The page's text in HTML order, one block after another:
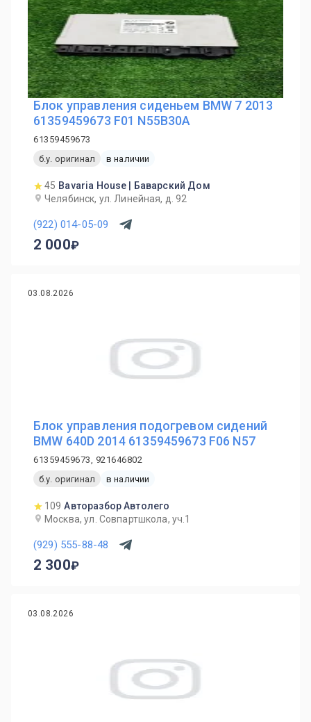
Блок управления сиденьем BMW 7 2013
61359459673 F01 N55B30A
61359459673
б.у. оригинал
в наличии
45 Bavaria House | Баварский Дом
Челябинск, ул. Линейная, д. 92
(922) 014-05-09
2 000
03.08.2026
Блок управления подогревом сидений
BMW 640D 2014 61359459673 F06 N57
61359459673, 921646802
б.у. оригинал
в наличии
109 Авторазбор Автолего
Москва, ул. Совпартшкола, уч.1
(929) 555-88-48
2 300
03.08.2026